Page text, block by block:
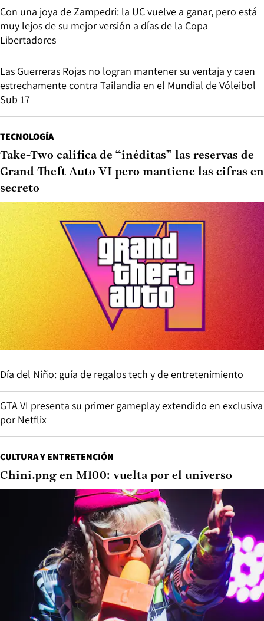
Con una joya de Zampedri: la UC vuelve a ganar, pero está
muy lejos de su mejor versión a días de la Copa
Libertadores
Las Guerreras Rojas no logran mantener su ventaja y caen
estrechamente contra Tailandia en el Mundial de Vóleibol
Sub 17
TECNOLOGÍA
Take-Two califica de “inéditas” las reservas de
Grand Theft Auto VI pero mantiene las cifras en
secreto
Día del Niño: guía de regalos tech y de entretenimiento
GTA VI presenta su primer gameplay extendido en exclusiva
por Netflix
CULTURA Y ENTRETENCIÓN
Chini.png en M100: vuelta por el universo